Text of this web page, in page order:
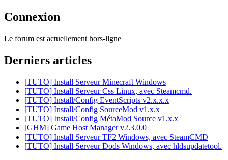
Connexion
Le forum est actuellement hors-ligne
Derniers articles
[TUTO] Install Serveur Minecraft Windows
[TUTO] Install Serveur Css Linux, avec Steamcmd.
[TUTO] Install/Config EventScripts v2.x.x.x
[TUTO] Install/Config SourceMod v1.x.x
[TUTO] Install/Config MétaMod Source v1.x.x
[GHM] Game Host Manager v2.3.0.0
[TUTO] Install Serveur TF2 Windows, avec SteamCMD
[TUTO] Install Serveur Dods Windows, avec hldsupdatetool.